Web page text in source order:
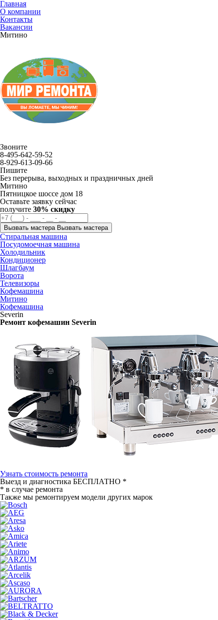
Главная
О компании
Контакты
Вакансии
Митино
Звоните
8-495-642-59-52
8-929-613-09-66
Пишите
Без перерыва, выходных и праздничных дней
Митино
Пятницкое шоссе дом 18
Оставьте заявку сейчас
получите 30% скидку
Вызвать мастера Вызвать мастера
Стиральная машина
Посудомоечная машина
Холодильник
Кондиционер
Шлагбаум
Ворота
Телевизоры
Кофемашина
Митино
Кофемашина
Severin
Ремонт кофемашин Severin
Узнать стоимость ремонта
Выезд и диагностика БЕСПЛАТНО *
* в случае ремонта
Также мы ремонтируем модели других марок